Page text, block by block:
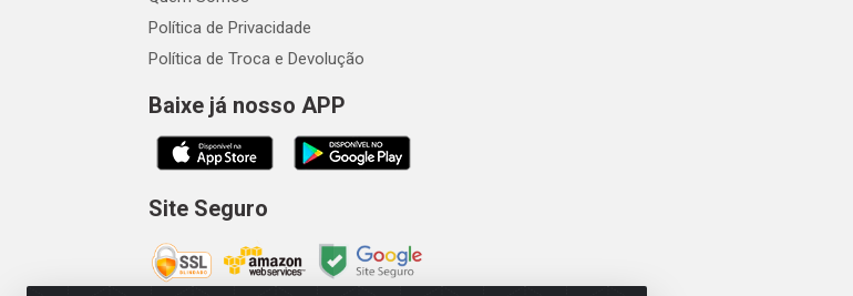
Política de Privacidade
Política de Troca e Devolução
Baixe já nosso APP
Site Seguro